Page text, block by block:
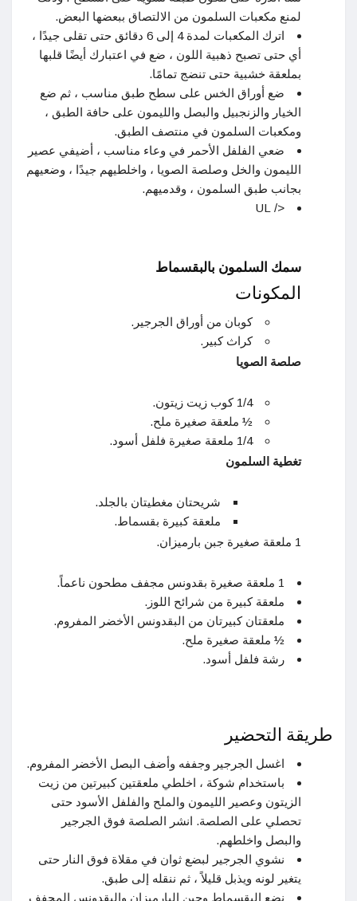
لمنع مكعبات السلمون من الالتصاق ببعضها البعض.
اترك المكعبات لمدة 4 إلى 6 دقائق حتى تقلى جيدًا ،
أي حتى تصبح ذهبية اللون ، ضع في اعتبارك أيضًا قلبها
بملعقة خشبية حتى تنضج تمامًا.
ضع أوراق الخس على سطح طبق مناسب ، ثم ضع
الخيار والزنجبيل والبصل والليمون على حافة الطبق ،
ومكعبات السلمون في منتصف الطبق.
ضعي الفلفل الأحمر في وعاء مناسب ، أضيفي عصير
الليمون والخل وصلصة الصويا ، واخلطيهم جيدًا ، وضعيهم
بجانب طبق السلمون ، وقدميهم.
</ UL
سمك السلمون بالبقسماط
المكونات
كوبان من أوراق الجرجير.
كراث كبير.
صلصة الصويا
1/4 كوب زيت زيتون.
½ ملعقة صغيرة ملح.
1/4 ملعقة صغيرة فلفل أسود.
تغطية السلمون
شريحتان مغطيتان بالجلد.
ملعقة كبيرة بقسماط.
1 ملعقة صغيرة جبن بارميزان.
1 ملعقة صغيرة بقدونس مجفف مطحون ناعماً.
ملعقة كبيرة من شرائح اللوز.
ملعقتان كبيرتان من البقدونس الأخضر المفروم.
½ ملعقة صغيرة ملح.
رشة فلفل أسود.
طريقة التحضير
اغسل الجرجير وجففه وأضف البصل الأخضر المفروم.
باستخدام شوكة ، اخلطي ملعقتين كبيرتين من زيت
الزيتون وعصير الليمون والملح والفلفل الأسود حتى
تحصلي على الصلصة. انشر الصلصة فوق الجرجير
والبصل واخلطهم.
نشوي الجرجير لبضع ثوان في مقلاة فوق النار حتى
يتغير لونه ويذبل قليلاً ، ثم ننقله إلى طبق.
نضع البقسماط وجبن البارميزان والبقدونس المجفف